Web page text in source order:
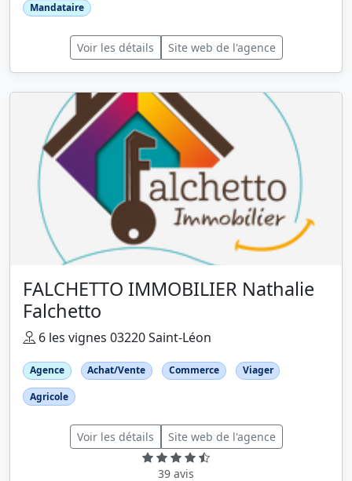
Mandataire
Voir les détails Site web de l'agence
FALCHETTO IMMOBILIER Nathalie
Falchetto
6 les vignes 03220 Saint-Léon
Agence Achat/Vente Commerce
Viager
Agricole
Voir les détails Site web de l'agence
39 avis